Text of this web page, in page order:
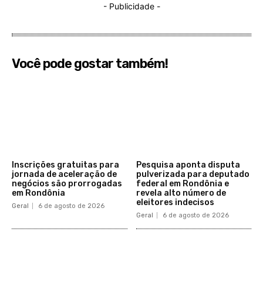
- Publicidade -
Você pode gostar também!
Inscrições gratuitas para
jornada de aceleração de
negócios são prorrogadas
em Rondônia
Geral 6 de agosto de 2026
Pesquisa aponta disputa
pulverizada para deputado
federal em Rondônia e
revela alto número de
eleitores indecisos
Geral 6 de agosto de 2026